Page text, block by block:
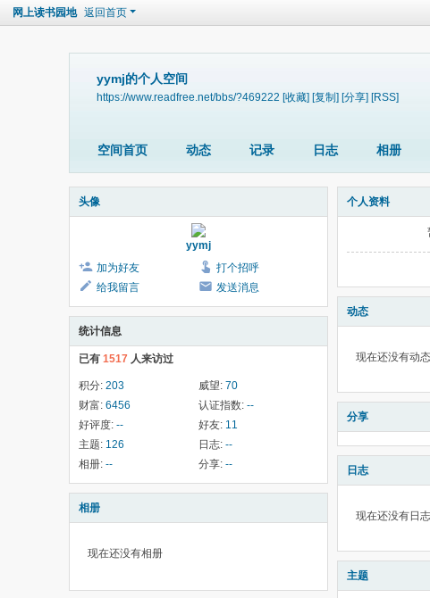
网上读书园地 返回首页
yymj的个人空间
https://www.readfree.net/bbs/?469222 [收藏] [复制] [分享] [RSS]
空间首页 动态 记录 日志 相册
头像
yymj
加为好友
打个招呼
给我留言
发送消息
统计信息
已有 1517 人来访过
积分: 203 威望: 70
财富: 6456 认证指数: --
好评度: -- 好友: 11
主题: 126 日志: --
相册: -- 分享: --
相册
现在还没有相册
个人资料
动态
现在还没有动态
分享
日志
现在还没有日志
主题